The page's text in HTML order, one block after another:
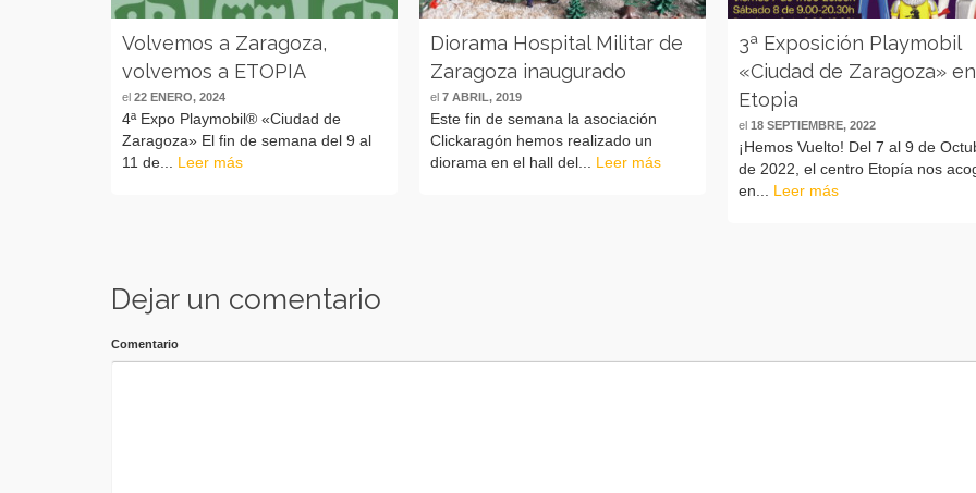
Volvemos a Zaragoza,
volvemos a ETOPIA
el 22 ENERO, 2024
4ª Expo Playmobil® «Ciudad de
Zaragoza» El fin de semana del 9 al
11 de... Leer más
Diorama Hospital Militar de
Zaragoza inaugurado
el7 ABRIL, 2019
Este fin de semana la asociación
Clickaragón hemos realizado un
diorama en el hall del... Leer más
3ª Exposición Playmobil
«Ciudad de Zaragoza» en
Etopia
el18 SEPTIEMBRE, 2022
¡Hemos Vuelto! Del 7 al 9 de
de 2022, el centro Etopía nos
en... Leer más
Dejar un comentario
Comentario